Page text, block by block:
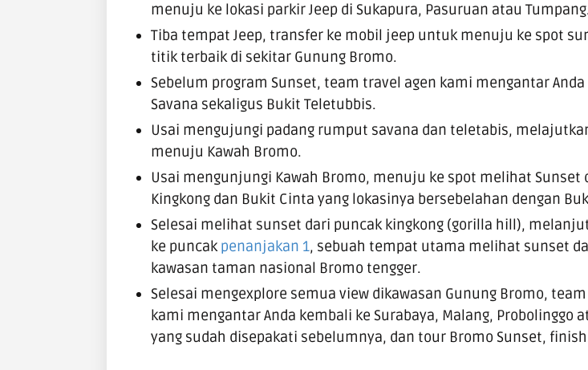
menuju ke lokasi parkir Jeep di Sukapura, Pasuruan atau
Tiba tempat Jeep, transfer ke mobil jeep untuk menuju ke spot
titik terbaik di sekitar Gunung Bromo.
Sebelum program Sunset, team travel agen kami mengantar Anda
Savana sekaligus Bukit Teletubbis.
Usai mengujungi padang rumput savana dan teletabis,
menuju Kawah Bromo.
Usai mengunjungi Kawah Bromo, menuju ke spot melihat Sunset
Kingkong dan Bukit Cinta yang lokasinya bersebelahan dengan
Selesai melihat sunset dari puncak kingkong (gorilla hill),
ke puncakpenanjakan 1, sebuah tempat utama melihat sunset
kawasan taman nasional Bromo tengger.
Selesai mengexplore semua view dikawasan Gunung Bromo,
kami mengantar Anda kembali ke Surabaya, Malang, Probolinggo
yang sudah disepakati sebelumnya, dan tour Bromo Sunset,